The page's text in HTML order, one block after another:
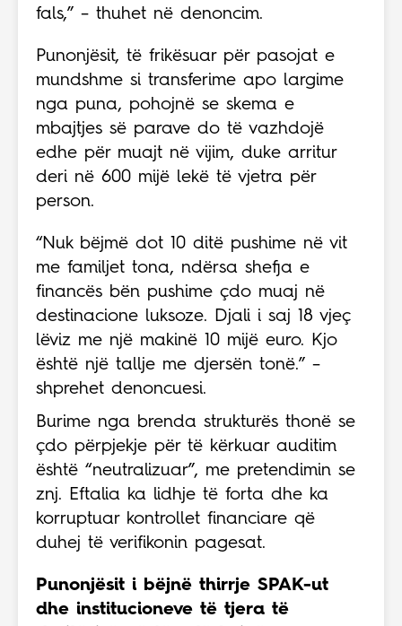
fals,” – thuhet në denoncim.
Punonjësit, të frikësuar për pasojat e
mundshme si transferime apo largime
nga puna, pohojnë se skema e
mbajtjes së parave do të vazhdojë
edhe për muajt në vijim, duke arritur
deri në 600 mijë lekë të vjetra për
person.
“Nuk bëjmë dot 10 ditë pushime në vit
me familjet tona, ndërsa shefja e
financës bën pushime çdo muaj në
destinacione luksoze. Djali i saj 18 vjeç
lëviz me një makinë 10 mijë euro. Kjo
është një tallje me djersën tonë.” –
shprehet denoncuesi.
Burime nga brenda strukturës thonë se
çdo përpjekje për të kërkuar auditim
është “neutralizuar”, me pretendimin se
znj. Eftalia ka lidhje të forta dhe ka
korruptuar kontrollet financiare që
duhej të verifikonin pagesat.
Punonjësit i bëjnë thirrje SPAK-ut
dhe institucioneve të tjera të